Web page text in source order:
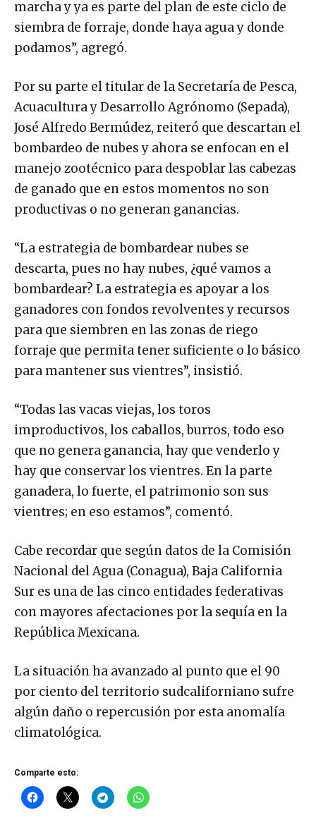
marcha y ya es parte del plan de este ciclo de
siembra de forraje, donde haya agua y donde
podamos”, agregó.
Por su parte el titular de la Secretaría de Pesca,
Acuacultura y Desarrollo Agrónomo (Sepada),
José Alfredo Bermúdez, reiteró que descartan el
bombardeo de nubes y ahora se enfocan en el
manejo zootécnico para despoblar las cabezas
de ganado que en estos momentos no son
productivas o no generan ganancias.
“La estrategia de bombardear nubes se
descarta, pues no hay nubes, ¿qué vamos a
bombardear? La estrategia es apoyar a los
ganadores con fondos revolventes y recursos
para que siembren en las zonas de riego
forraje que permita tener suficiente o lo básico
para mantener sus vientres”, insistió.
“Todas las vacas viejas, los toros
improductivos, los caballos, burros, todo eso
que no genera ganancia, hay que venderlo y
hay que conservar los vientres. En la parte
ganadera, lo fuerte, el patrimonio son sus
vientres; en eso estamos”, comentó.
Cabe recordar que según datos de la Comisión
Nacional del Agua (Conagua), Baja California
Sur es una de las cinco entidades federativas
con mayores afectaciones por la sequía en la
República Mexicana.
La situación ha avanzado al punto que el 90
por ciento del territorio sudcaliforniano sufre
algún daño o repercusión por esta anomalía
climatológica.
Comparte esto: